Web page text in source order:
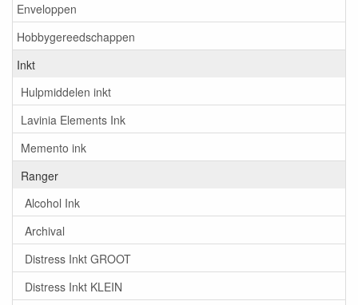
Enveloppen
Hobbygereedschappen
Inkt
Hulpmiddelen inkt
Lavinia Elements Ink
Memento ink
Ranger
Alcohol Ink
Archival
Distress Inkt GROOT
Distress Inkt KLEIN